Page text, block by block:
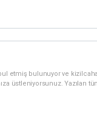
etmiş bulunuyor ve
üstleniyorsunuz.